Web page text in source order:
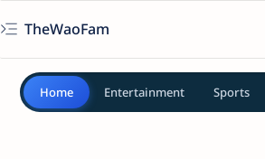
TheWaoFam
Home Entertainment Sports